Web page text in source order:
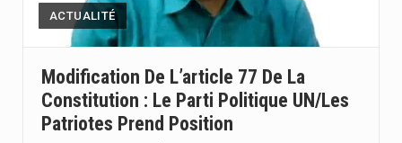
ACTUALITÉ
Modification De L’article 77 De La
Constitution : Le Parti Politique UN/Les
Patriotes Prend Position